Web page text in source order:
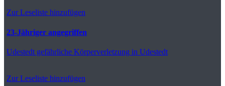
Zur Leseliste hinzufügen
23-Jähriger angegriffen
Udestedt gefährliche Körperverletzung in Udestedt
Zur Leseliste hinzufügen